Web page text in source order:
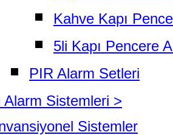
Kahve Kapı
5li Kapı Pencere
PIR Alarm Setleri
Alarm Sistemleri >
Sistemler